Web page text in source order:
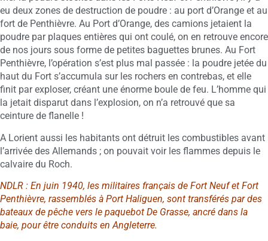
eu deux zones de destruction de poudre : au port d’Orange et au
fort de Penthièvre. Au Port d’Orange, des camions jetaient la
poudre par plaques entières qui ont coulé, on en retrouve encore
de nos jours sous forme de petites baguettes brunes. Au Fort
Penthièvre, l’opération s’est plus mal passée : la poudre jetée du
haut du Fort s’accumula sur les rochers en contrebas, et elle
finit par exploser, créant une énorme boule de feu. L’homme qui
la jetait disparut dans l’explosion, on n’a retrouvé que sa
ceinture de flanelle !
A Lorient aussi les habitants ont détruit les combustibles avant
l’arrivée des Allemands ; on pouvait voir les flammes depuis le
calvaire du Roch.
NDLR : En juin 1940, les militaires français de Fort Neuf et Fort
Penthièvre, rassemblés à Port Haliguen, sont transférés par des
bateaux de pêche vers le paquebot De Grasse, ancré dans la
baie, pour être conduits en Angleterre.